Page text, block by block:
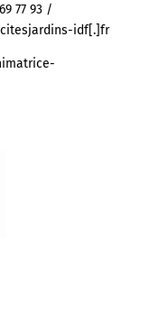
77 93 /
idf[.]fr